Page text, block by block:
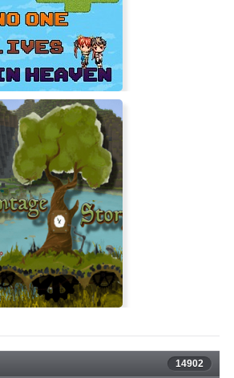
(Pizza Tycoon)
lives in heaven
14902